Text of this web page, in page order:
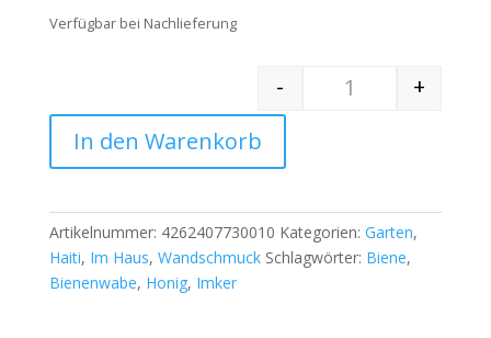
Verfügbar bei Nachlieferung
Quantity
-
+
In den Warenkorb
Artikelnummer: 4262407730010 Kategorien: Garten,
Haiti, Im Haus, Wandschmuck Schlagwörter: Biene,
Bienenwabe, Honig, Imker